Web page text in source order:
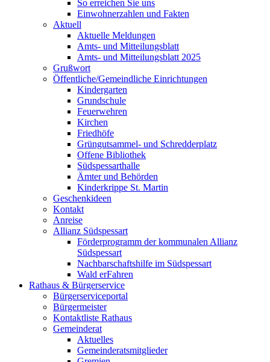
So erreichen Sie uns
Einwohnerzahlen und Fakten
Aktuell
Aktuelle Meldungen
Amts- und Mitteilungsblatt
Amts- und Mitteilungsblatt 2025
Grußwort
Öffentliche/Gemeindliche Einrichtungen
Kindergarten
Grundschule
Feuerwehren
Kirchen
Friedhöfe
Grüngutsammel- und Schredderplatz
Offene Bibliothek
Südspessarthalle
Ämter und Behörden
Kinderkrippe St. Martin
Geschenkideen
Kontakt
Anreise
Allianz Südspessart
Förderprogramm der kommunalen Allianz
Südspessart
Nachbarschaftshilfe im Südspessart
Wald erFahren
Rathaus & Bürgerservice
Bürgerserviceportal
Bürgermeister
Kontaktliste Rathaus
Gemeinderat
Aktuelles
Gemeinderatsmitglieder